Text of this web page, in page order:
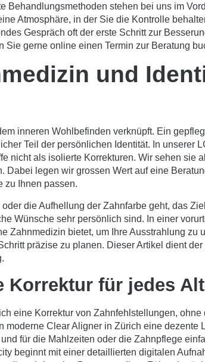
Behandlungsmethoden stehen bei uns im
Atmosphäre, in der Sie die Kontrolle
Gespräch oft der erste Schritt zur
Sie gerne online einen Termin zur Beratung
und
inneren Wohlbefinden verknüpft. Ein
Teil der persönlichen Identität. In unserer
nicht als isolierte Korrekturen. Wir sehen sie
legen wir grossen Wert auf eine
zu Ihnen passen.
die Aufhellung der Zahnfarbe geht, das
Wünsche sehr persönlich sind. In einer
Zahnmedizin bietet, um Ihre Ausstrahlung zu
präzise zu planen. Dieser Artikel dient
Korrektur für jedes
eine Korrektur von Zahnfehlstellungen,
moderne Clear Aligner in Zürich eine dezente
für die Mahlzeiten oder die Zahnpflege
beginnt mit einer detaillierten digitalen